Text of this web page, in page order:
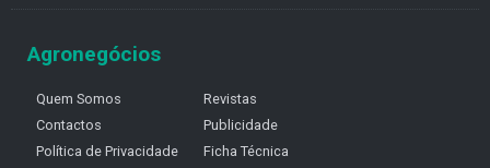
Agronegócios
Quem Somos
Contactos
Política de Privacidade
Revistas
Publicidade
Ficha Técnica